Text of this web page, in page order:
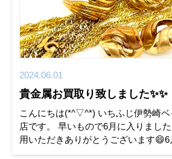
2024.06.01
貴金属お買取り致しました✨✨
こんにちは(*^▽^*) いちふじ伊勢崎
店です。 早いもので6月に入りまし
用いただきありがとうございます
いいたします！ 本日のお買取り情報